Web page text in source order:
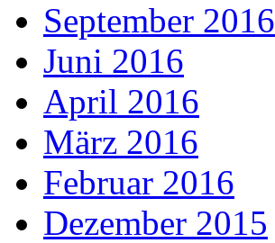
September 2016
Juni 2016
April 2016
März 2016
Februar 2016
Dezember 2015